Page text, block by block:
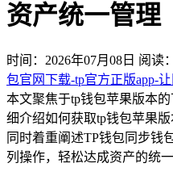
资产统一管理
时间：2026年07月08日 阅读：
包官网下载-tp官方正版app-
本文聚焦于tp钱包苹果版本
细介绍如何获取tp钱包苹果
同时着重阐述TP钱包同步钱
列操作，轻松达成资产的统